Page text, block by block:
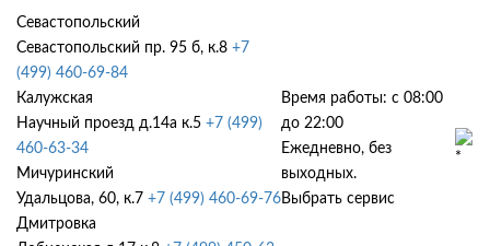
Севастопольский
Севастопольский пр. 95 б, к.8 +7
(499) 460-69-84
Калужская
Научный проезд д.14а к.5 +7 (499)
460-63-34
Мичуринский
Удальцова, 60, к.7 +7 (499) 460-69-76
Дмитровка
Время работы: с 08:00
до 22:00
Ежедневно, без
выходных.
Выбрать сервис